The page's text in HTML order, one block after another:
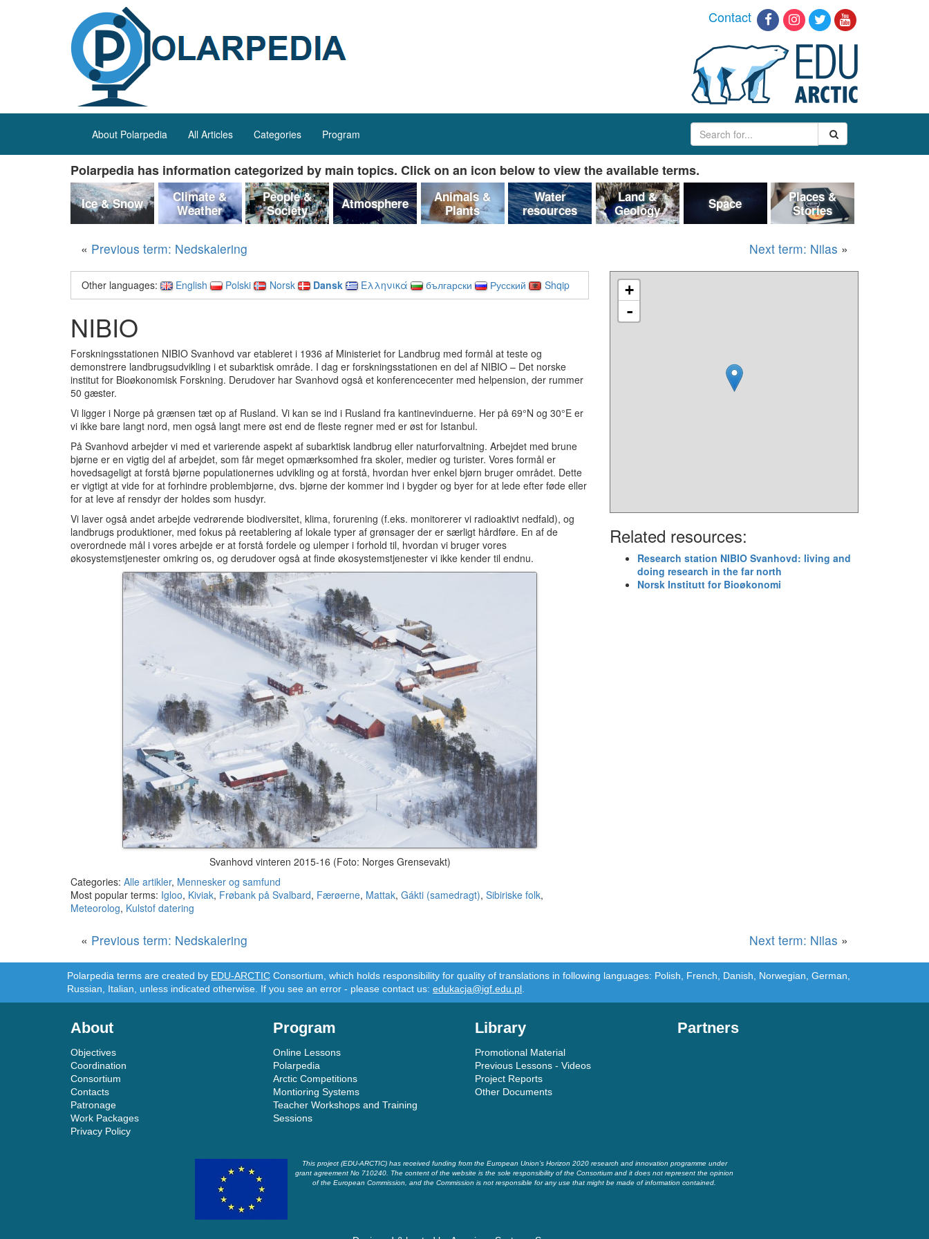
Contact
About Polarpedia All Articles Categories Program
Polarpedia has information categorized by main topics. Click on an icon below to view the available terms.
Ice & Snow
Climate &
Weather
People &
Society
Atmosphere
Animals &
Plants
Water
resources
Land &
Geology
Space
Places &
Stories
« Previous term: Nedskalering Next term: Nilas »
Other languages: English Polski Norsk Dansk Ελληνικά български Русский Shqip
NIBIO
Forskningsstationen NIBIO Svanhovd var etableret i 1936 af Ministeriet for Landbrug med formål at teste og
demonstrere landbrugsudvikling i et subarktisk område. I dag er forskningsstationen en del af NIBIO – Det norske
institut for Bioøkonomisk Forskning. Derudover har Svanhovd også et konferencecenter med helpension, der rummer
50 gæster.
Vi ligger i Norge på grænsen tæt op af Rusland. Vi kan se ind i Rusland fra kantinevinduerne. Her på 69°N og 30°E er
vi ikke bare langt nord, men også langt mere øst end de fleste regner med er øst for Istanbul.
På Svanhovd arbejder vi med et varierende aspekt af subarktisk landbrug eller naturforvaltning. Arbejdet med brune
bjørne er en vigtig del af arbejdet, som får meget opmærksomhed fra skoler, medier og turister. Vores formål er
hovedsageligt at forstå bjørne populationernes udvikling og at forstå, hvordan hver enkel bjørn bruger området. Dette
er vigtigt at vide for at forhindre problembjørne, dvs. bjørne der kommer ind i bygder og byer for at lede efter føde eller
for at leve af rensdyr der holdes som husdyr.
Vi laver også andet arbejde vedrørende biodiversitet, klima, forurening (f.eks. monitorerer vi radioaktivt nedfald), og
landbrugs produktioner, med fokus på reetablering af lokale typer af grønsager der er særligt hårdføre. En af de
overordnede mål i vores arbejde er at forstå fordele og ulemper i forhold til, hvordan vi bruger vores
økosystemstjenester omkring os, og derudover også at finde økosystemstjenester vi ikke kender til endnu.
Svanhovd vinteren 2015-16 (Foto: Norges Grensevakt)
Categories: Alle artikler, Mennesker og samfund
Most popular terms: Igloo, Kiviak, Frøbank på Svalbard, Færøerne, Mattak, Gákti (samedragt), Sibiriske folk,
Meteorolog, Kulstof datering
+
-
Related resources:
Research station NIBIO Svanhovd: living and
doing research in the far north
Norsk Institutt for Bioøkonomi
« Previous term: Nedskalering Next term: Nilas »
Polarpedia terms are created by EDU-ARCTIC Consortium, which holds responsibility for quality of translations in following languages: Polish, French, Danish, Norwegian, German,
Russian, Italian, unless indicated otherwise. If you see an error - please contact us: edukacja@igf.edu.pl
About
Objectives
Coordination
Consortium
Contacts
Patronage
Work Packages
Privacy Policy
Program
Online Lessons
Polarpedia
Arctic Competitions
Montioring Systems
Teacher Workshops and Training
Sessions
Library
Promotional Material
Previous Lessons - Videos
Project Reports
Other Documents
Partners
This project (EDU-ARCTIC) has received funding from the European Union’s Horizon 2020 research and innovation programme under
grant agreement No 710240. The content of the website is the sole responsibility of the Consortium and it does not represent the opinion
of the European Commission, and the Commission is not responsible for any use that might be made of information contained.